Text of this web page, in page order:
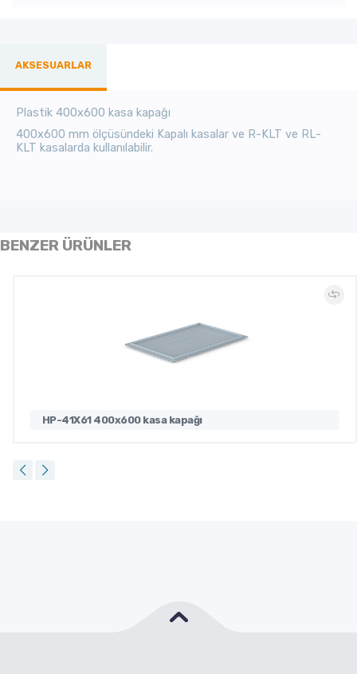
AKSESUARLAR
Plastik 400x600 kasa kapağı
400x600 mm ölçüsündeki Kapalı kasalar ve R-KLT ve RL-
KLT kasalarda kullanılabilir.
BENZER ÜRÜNLER
HP-41X61 400x600 kasa kapağı